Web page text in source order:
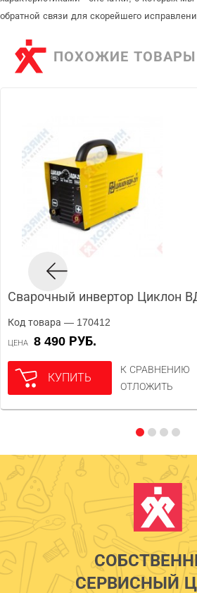
обратной связи для скорейшего
ПОХОЖИЕ ТОВАРЫ
Сварочный инвертор Циклон
Код товара — 170412
ЦЕНА 8 490 РУБ.
КУПИТЬ
К СРАВНЕНИЮ
ОТЛОЖИТЬ
СЕРВИСНЫЙ